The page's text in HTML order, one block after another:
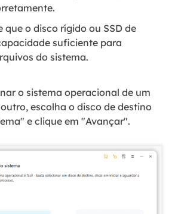
que o disco rígido ou SSD de
suficiente para
do sistema.
o sistema operacional de um
escolha o disco de destino
e clique em "Avançar".